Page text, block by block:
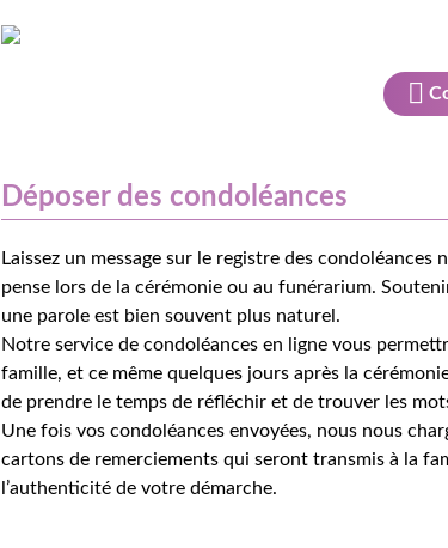
Déposer des condoléances
Laissez un message sur le registre des condoléances
pense lors de la cérémonie ou au funérarium.
une parole est bien souvent plus naturel.
Notre service de condoléances en ligne vous
famille, et ce même quelques jours après la
de prendre le temps de réfléchir et de trouver les
Une fois vos condoléances envoyées, nous nous
cartons de remerciements qui seront transmis à la
l’authenticité de votre démarche.